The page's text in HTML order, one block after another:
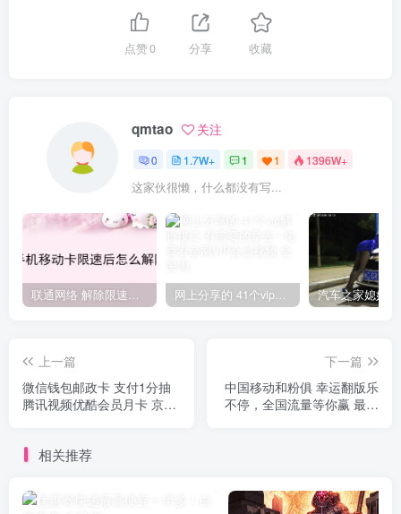
点赞0 分享 收藏
qmtao 关注
0 1.7W+ 1 1 1396W+
这家伙很懒，什么都没有写...
联通网络 解除限速方法参考！畅享、畅玩、老白干等及其它地区自测了 网上分享的 41个vip解析接口 有需要的拿去~ 免费看全网VIP会员视频
上一篇
微信钱包邮政卡 支付1分抽
腾讯视频优酷会员月卡 京东
下一篇
中国移动和粉俱 幸运翻版乐
不停，全国流量等你赢 最高
相关推荐